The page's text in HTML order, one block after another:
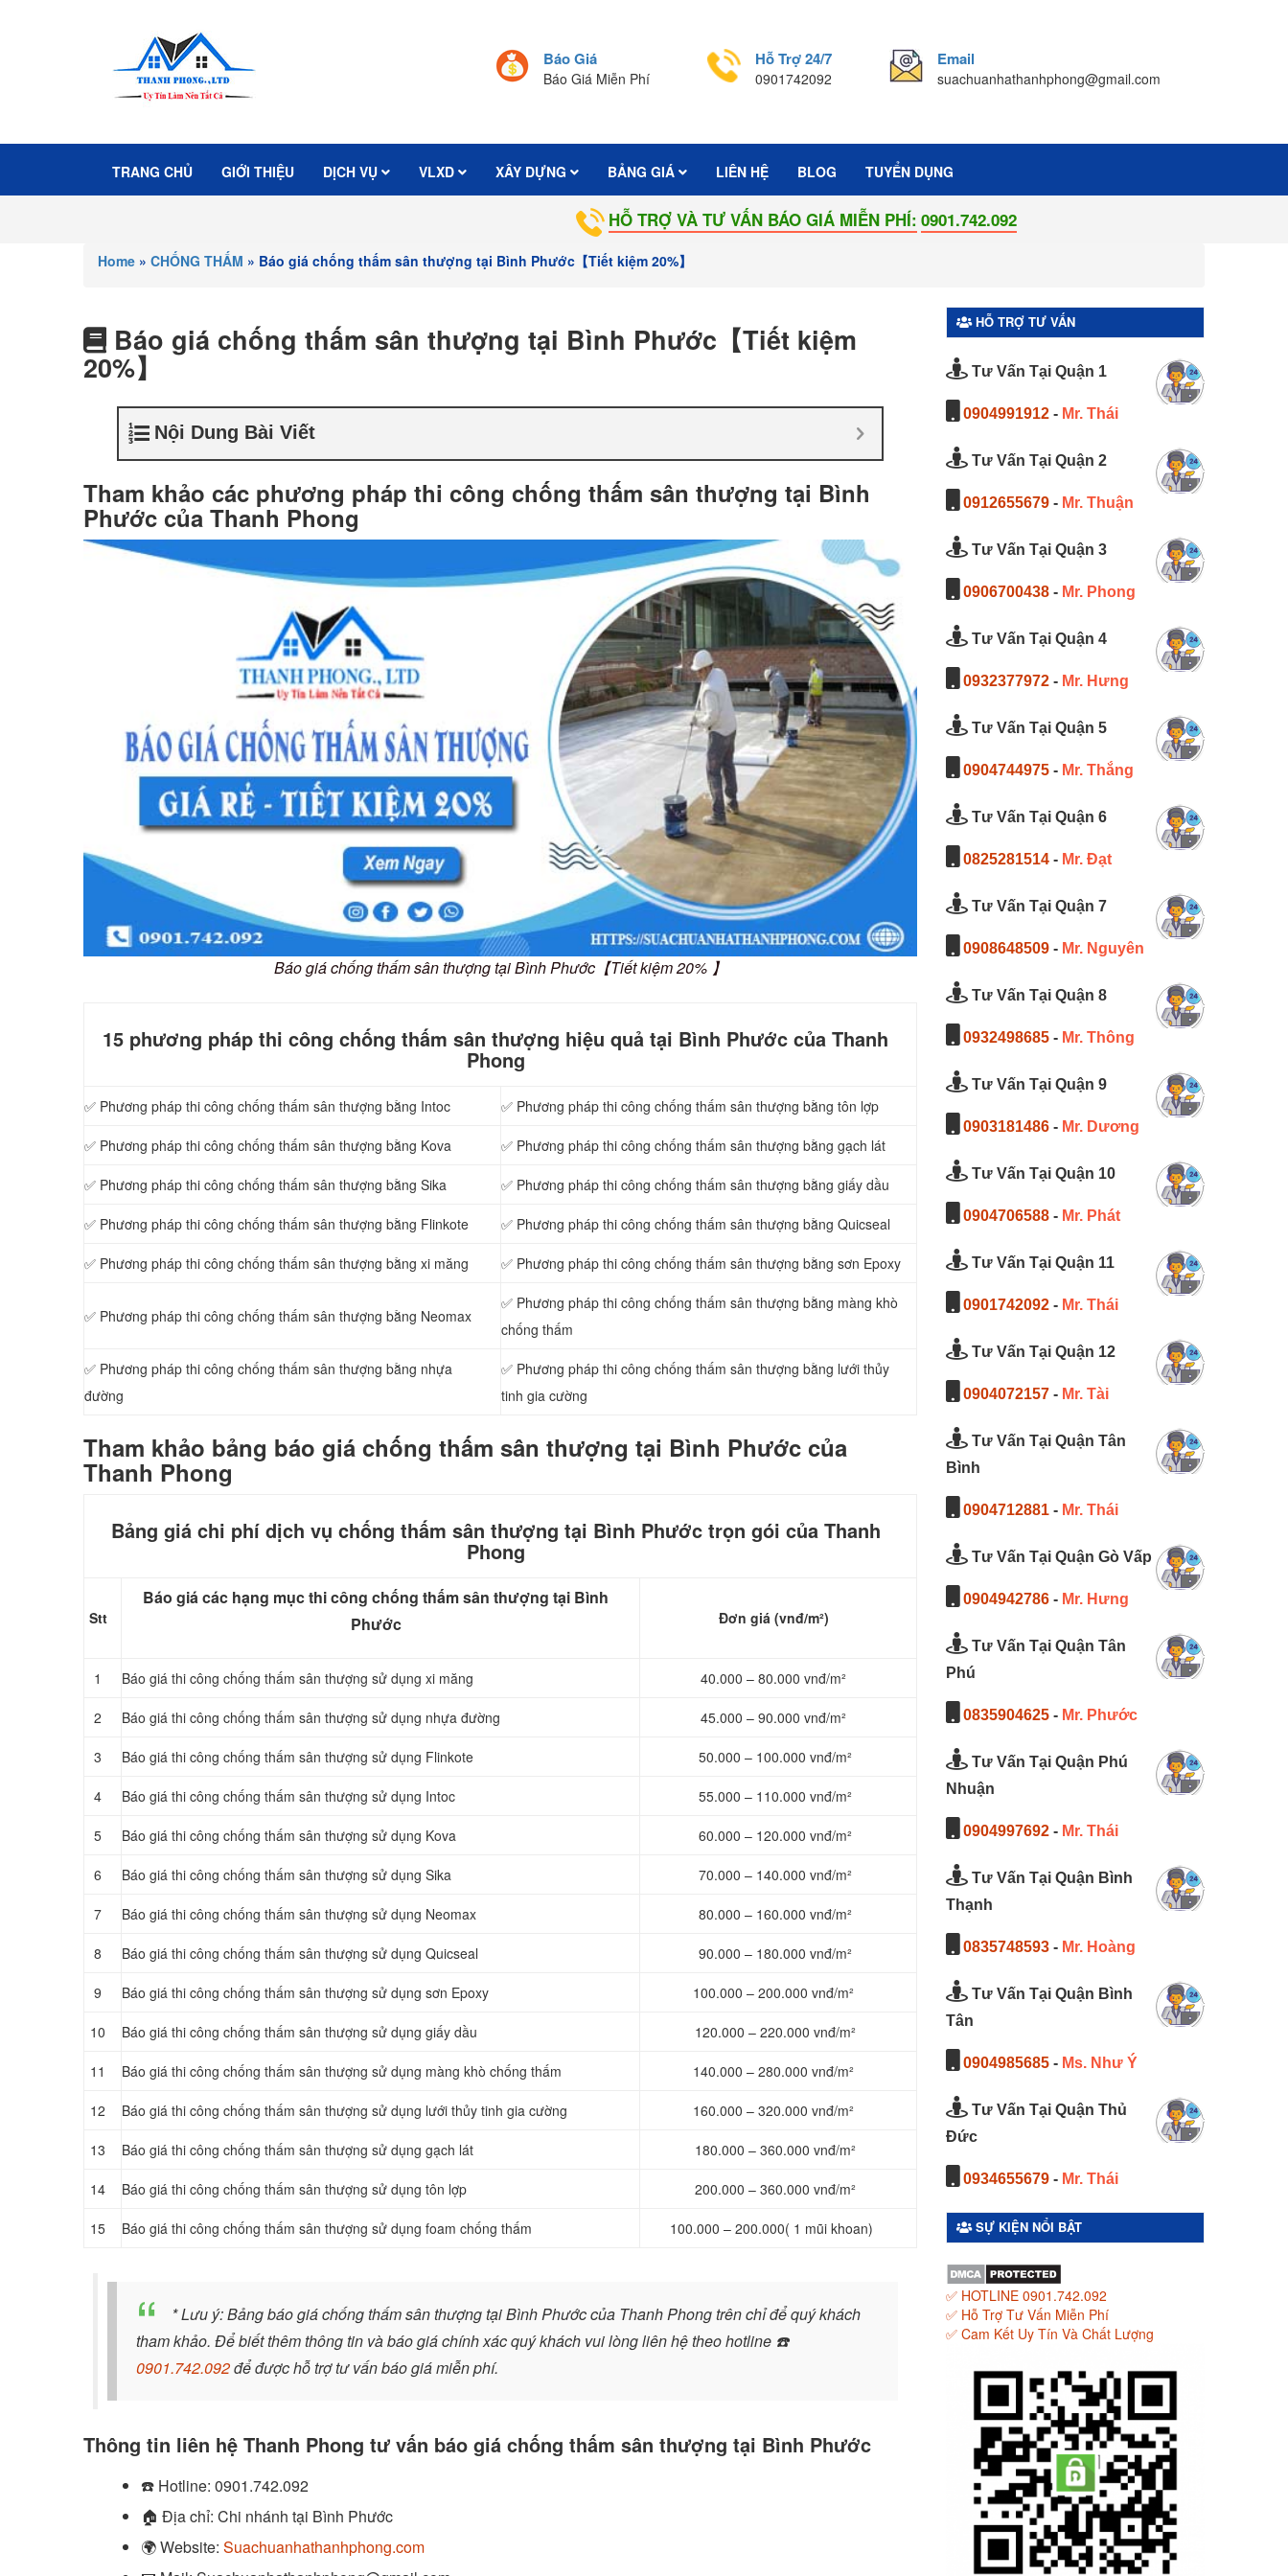
Báo Giá
Báo Giá Miễn Phí
Hỗ Trợ 24/7
0901742092
Email
suachuanhathanhphong@gmail.com
TRANG CHỦ GIỚI THIỆU DỊCH VỤ VLXD XÂY DỰNG BẢNG GIÁ LIÊN HỆ BLOG TUYỂN DỤNG
HỖ TRỢ VÀ TƯ VẤN BÁO GIÁ MIỄN PHÍ:0901.742.092
Home » CHỐNG THẤM » Báo giá chống thấm sân thượng tại Bình Phước【Tiết kiệm 20%】
Báo giá chống thấm sân thượng tại Bình Phước【Tiết kiệm
20%】
Nội Dung Bài Viết
Tham khảo các phương pháp thi công chống thấm sân thượng tại Bình
Phước của Thanh Phong
Báo giá chống thấm sân thượng tại Bình Phước【Tiết kiệm 20% 】
15 phương pháp thi công chống thấm sân thượng hiệu quả tại Bình Phước của Thanh
Phong
✅ Phương pháp thi công chống thấm sân thượng bằng Intoc ✅ Phương pháp thi công chống thấm sân thượng bằng tôn lợp
✅ Phương pháp thi công chống thấm sân thượng bằng Kova ✅ Phương pháp thi công chống thấm sân thượng bằng gạch lát
✅ Phương pháp thi công chống thấm sân thượng bằng Sika ✅ Phương pháp thi công chống thấm sân thượng bằng giấy dầu
✅ Phương pháp thi công chống thấm sân thượng bằng Flinkote ✅ Phương pháp thi công chống thấm sân thượng bằng Quicseal
✅ Phương pháp thi công chống thấm sân thượng bằng xi măng ✅ Phương pháp thi công chống thấm sân thượng bằng sơn Epoxy
✅ Phương pháp thi công chống thấm sân thượng bằng Neomax
✅ Phương pháp thi công chống thấm sân thượng bằng màng khò
chống thấm
✅ Phương pháp thi công chống thấm sân thượng bằng nhựa
đường
✅ Phương pháp thi công chống thấm sân thượng bằng lưới thủy
tinh gia cường
Tham khảo bảng báo giá chống thấm sân thượng tại Bình Phước của
Thanh Phong
Bảng giá chi phí dịch vụ chống thấm sân thượng tại Bình Phước trọn gói của Thanh
Phong
Stt
Báo giá các hạng mục thi công chống thấm sân thượng tại Bình
Phước
Đơn giá (vnđ/m²)
1 Báo giá thi công chống thấm sân thượng sử dụng xi măng 40.000 – 80.000 vnđ/m²
2 Báo giá thi công chống thấm sân thượng sử dụng nhựa đường 45.000 – 90.000 vnđ/m²
3 Báo giá thi công chống thấm sân thượng sử dụng Flinkote 50.000 – 100.000 vnđ/m²
4 Báo giá thi công chống thấm sân thượng sử dụng Intoc 55.000 – 110.000 vnđ/m²
5 Báo giá thi công chống thấm sân thượng sử dụng Kova 60.000 – 120.000 vnđ/m²
6 Báo giá thi công chống thấm sân thượng sử dụng Sika 70.000 – 140.000 vnđ/m²
7 Báo giá thi công chống thấm sân thượng sử dụng Neomax 80.000 – 160.000 vnđ/m²
8 Báo giá thi công chống thấm sân thượng sử dụng Quicseal 90.000 – 180.000 vnđ/m²
9 Báo giá thi công chống thấm sân thượng sử dụng sơn Epoxy 100.000 – 200.000 vnđ/m²
10 Báo giá thi công chống thấm sân thượng sử dụng giấy dầu 120.000 – 220.000 vnđ/m²
11 Báo giá thi công chống thấm sân thượng sử dụng màng khò chống thấm 140.000 – 280.000 vnđ/m²
12 Báo giá thi công chống thấm sân thượng sử dụng lưới thủy tinh gia cường 160.000 – 320.000 vnđ/m²
13 Báo giá thi công chống thấm sân thượng sử dụng gạch lát 180.000 – 360.000 vnđ/m²
14 Báo giá thi công chống thấm sân thượng sử dụng tôn lợp 200.000 – 360.000 vnđ/m²
15 Báo giá thi công chống thấm sân thượng sử dụng foam chống thấm 100.000 – 200.000( 1 mũi khoan)
* Lưu ý: Bảng báo giá chống thấm sân thượng tại Bình Phước của Thanh Phong trên chỉ để quý khách
tham khảo. Để biết thêm thông tin và báo giá chính xác quý khách vui lòng liên hệ theo hotline ☎️
0901.742.092để được hỗ trợ tư vấn báo giá miễn phí.
Thông tin liên hệ Thanh Phong tư vấn báo giá chống thấm sân thượng tại Bình Phước
☎️ Hotline: 0901.742.092
🏠 Địa chỉ: Chi nhánh tại Bình Phước
🌍Website: Suachuanhathanhphong.com
HỖ TRỢ TƯ VẤN
Tư Vấn Tại Quận 1
0904991912 - Mr. Thái
Tư Vấn Tại Quận 2
0912655679 - Mr. Thuận
Tư Vấn Tại Quận 3
0906700438 - Mr. Phong
Tư Vấn Tại Quận 4
0932377972 - Mr. Hưng
Tư Vấn Tại Quận 5
0904744975 - Mr. Thắng
Tư Vấn Tại Quận 6
0825281514 - Mr. Đạt
Tư Vấn Tại Quận 7
0908648509 - Mr. Nguyên
Tư Vấn Tại Quận 8
0932498685 - Mr. Thông
Tư Vấn Tại Quận 9
0903181486 - Mr. Dương
Tư Vấn Tại Quận 10
0904706588 - Mr. Phát
Tư Vấn Tại Quận 11
0901742092 - Mr. Thái
Tư Vấn Tại Quận 12
0904072157 - Mr. Tài
Tư Vấn Tại Quận Tân
Bình
0904712881 - Mr. Thái
Tư Vấn Tại Quận Gò Vấp
0904942786 - Mr. Hưng
Tư Vấn Tại Quận Tân
Phú
0835904625 - Mr. Phước
Tư Vấn Tại Quận Phú
Nhuận
0904997692 - Mr. Thái
Tư Vấn Tại Quận Bình
Thạnh
0835748593 - Mr. Hoàng
Tư Vấn Tại Quận Bình
Tân
0904985685 - Ms. Như Ý
Tư Vấn Tại Quận Thủ
Đức
0934655679 - Mr. Thái
SỰ KIỆN NỔI BẬT
✅ HOTLINE 0901.742.092
✅ Hỗ Trợ Tư Vấn Miễn Phí
✅ Cam Kết Uy Tín Và Chất Lượng